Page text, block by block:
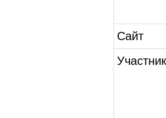
Сайт
Участник